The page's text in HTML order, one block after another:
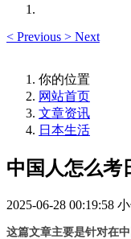
< Previous > Next
你的位置
网站首页
文章资讯
日本生活
中国人怎么考
2025-06-28 00:19:58
这篇文章主要是针对在